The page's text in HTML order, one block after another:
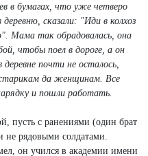
в бумагах, что уже четверо
деревню, сказали: "Иди в колхоз
Мама так обрадовалась, она
чтобы поел в дороге, а он
почти не осталось,
да женщинам. Все
и пошли работать.
пусть с ранениями (один брат
рядовыми солдатами.
он учился в академии имени